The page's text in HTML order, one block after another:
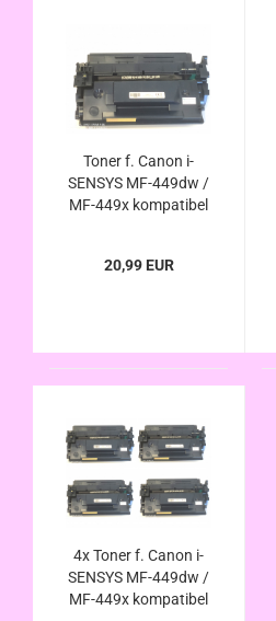
Toner f. Canon i-
SENSYS MF-449dw /
MF-449x kompatibel
20,99 EUR
4x Toner f. Canon i-
SENSYS MF-449dw /
MF-449x kompatibel